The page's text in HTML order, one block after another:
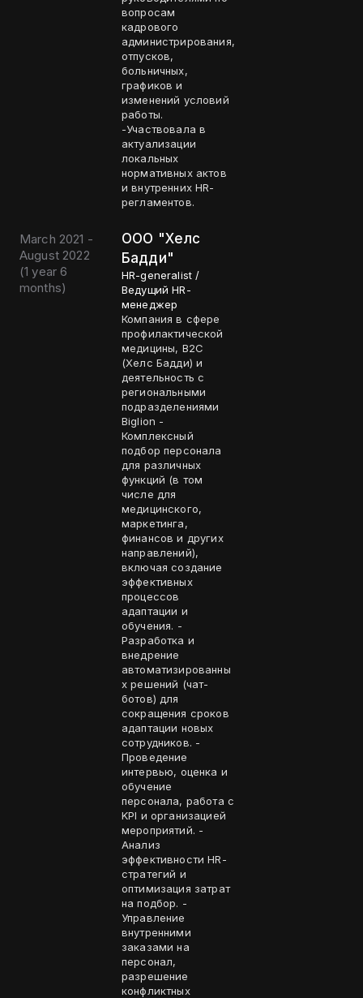
вопросам
кадрового
администрирования,
отпусков,
больничных,
графиков и
изменений условий
работы.
-Участвовала в
актуализации
локальных
нормативных актов
и внутренних HR-
регламентов.
March 2021 -
August 2022
(1 year 6
months)
OOO "Хелс
Бадди"
HR-generalist /
Ведущий HR-
менеджер
Компания в сфере
профилактической
медицины, B2C
(Хелс Бадди) и
деятельность с
региональными
подразделениями
Biglion -
Комплексный
подбор персонала
для различных
функций (в том
числе для
медицинского,
маркетинга,
финансов и других
направлений),
включая создание
эффективных
процессов
адаптации и
обучения. -
Разработка и
внедрение
автоматизированны
х решений (чат-
ботов) для
сокращения сроков
адаптации новых
сотрудников. -
Проведение
интервью, оценка и
обучение
персонала, работа с
KPI и организацией
мероприятий. -
Анализ
эффективности HR-
стратегий и
оптимизация затрат
на подбор. -
Управление
внутренними
заказами на
персонал,
разрешение
конфликтных